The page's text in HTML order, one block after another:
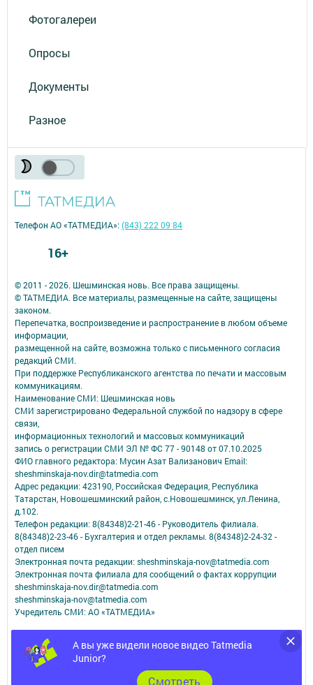
Фотогалереи
Опросы
Документы
Разное
А вы уже видели новое видео Tatmedia
Junior?
Cмотреть
© 2011 - 2026. Шешминская новь. Все права защищены.
© ТАТМЕДИА. Все материалы, размещенные на сайте, защищены
законом.
Перепечатка, воспроизведение и распространение в любом объеме
информации,
размещенной на сайте, возможна только с письменного согласия
редакций СМИ.
При поддержке Республиканского агентства по печати и массовым
коммуникациям.
Наименование СМИ: Шешминская новь
СМИ зарегистрировано Федеральной службой по надзору в сфере
связи,
информационных технологий и массовых коммуникаций
запись о регистрации СМИ ЭЛ № ФС 77 - 90148 от 07.10.2025
ФИО главного редактора: Мусин Азат Вализанович Email:
sheshminskaja-nov.dir@tatmedia.com
Адрес редакции: 423190, Российская Федерация, Республика
Татарстан, Новошешминский район, с.Новошешминск, ул.Ленина,
д.102.
Телефон редакции: 8(84348)2-21-46 - Руководитель филиала.
8(84348)2-23-46 - Бухгалтерия и отдел рекламы. 8(84348)2-24-32 -
отдел писем
Электронная почта редакции: sheshminskaja-nov@tatmedia.com
Электронная почта филиала для сообщений о фактах коррупции
sheshminskaja-nov.dir@tatmedia.com
sheshminskaja-nov@tatmedia.com
Учредитель СМИ: АО «ТАТМЕДИА»
Антикоррупционная политика
АО «ТАТМЕДИА» использует «cookie»для персонализации сервисов и
удобства пользователей сайтом.
Использование «cookie» можно отменить в настройках браузера.
Телефон АО «ТАТМЕДИА»:(843) 222 09 84
16+